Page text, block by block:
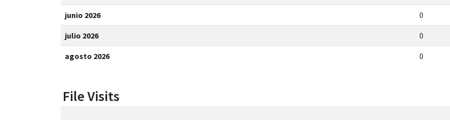
junio 2026 0
julio 2026 0
agosto 2026 0
File Visits